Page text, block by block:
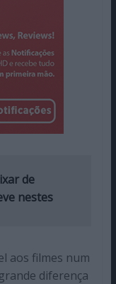
de
nestes
aos filmes num
diferença